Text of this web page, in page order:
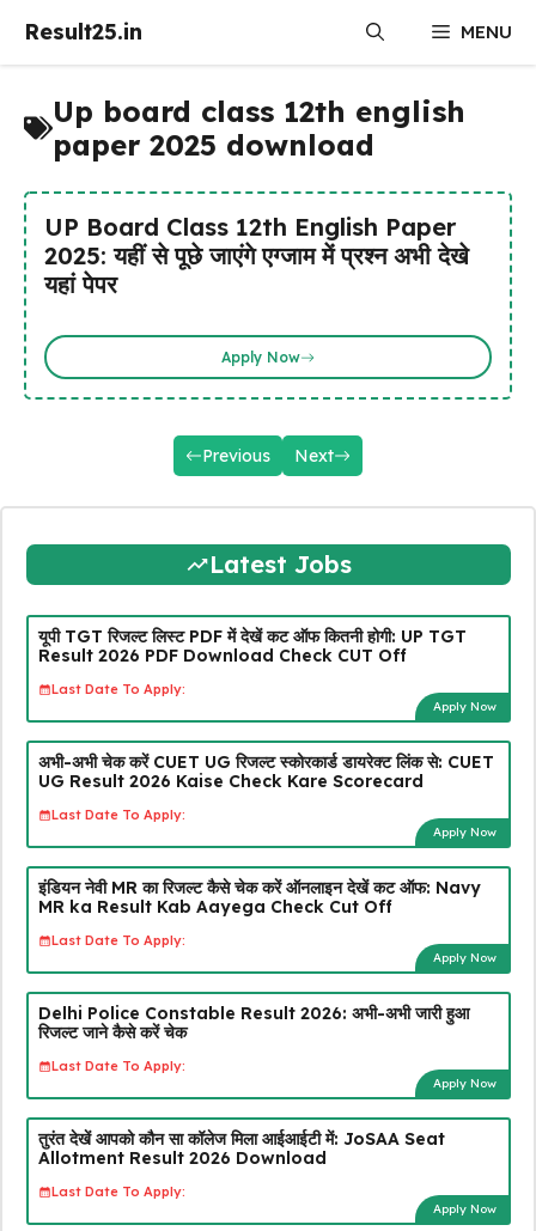
Result25.in MENU
Up board class 12th english
paper 2025 download
UP Board Class 12th English Paper
2025: यहीं से पूछे जाएंगे एग्जाम में प्रश्न अभी देखे
यहां पेपर
Apply Now
Previous Next
Latest Jobs
यूपी TGT रिजल्ट लिस्ट PDF में देखें कट ऑफ कितनी होगी: UP TGT
Result 2026 PDF Download Check CUT Off
Last Date To Apply:
Apply Now
अभी-अभी चेक करें CUET UG रिजल्ट स्कोरकार्ड डायरेक्ट लिंक से: CUET
UG Result 2026 Kaise Check Kare Scorecard
Last Date To Apply:
Apply Now
इंडियन नेवी MR का रिजल्ट कैसे चेक करें ऑनलाइन देखें कट ऑफ: Navy
MR ka Result Kab Aayega Check Cut Off
Last Date To Apply:
Apply Now
Delhi Police Constable Result 2026: अभी-अभी जारी हुआ
रिजल्ट जाने कैसे करें चेक
Last Date To Apply:
Apply Now
तुरंत देखें आपको कौन सा कॉलेज मिला आईआईटी में: JoSAA Seat
Allotment Result 2026 Download
Last Date To Apply:
Apply Now